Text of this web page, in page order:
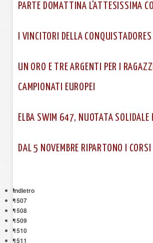
PARTE DOMATTINA L'ATTESISSIMA
I VINCITORI DELLA
UN ORO E TRE ARGENTI PER I
CAMPIONATI EUROPEI
ELBA SWIM 647, NUOTATA
DAL 5 NOVEMBRE RIPARTONO I
Indietro
1507
1508
1509
1510
1511